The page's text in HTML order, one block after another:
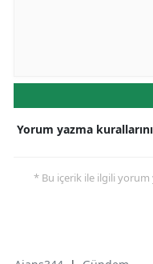
Yorum yazma kurallarını
* Bu içerik ile ilgili yorum